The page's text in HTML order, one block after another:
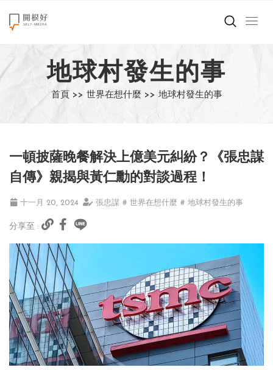
來點正能量
世界在想什麼
創造美好生活
職場商業經濟
影片專區
關於我們
地球村發生的事
首頁 >> 世界在想什麼 >> 地球村發生的事
一頓披薩晚餐解決上億美元糾紛？《張忠謀
自傳》親揭與黃仁勳的對談過程！
十一月 20, 2024 張忠謀 # 世界在想什麼 # 地球村發生的事
分享至 :